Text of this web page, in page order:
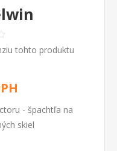
tohto produktu
- špachtľa na
skiel